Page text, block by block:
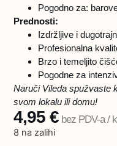
Pogodno za:
Prednosti:
Izdržljive i
Profesionalna
Brzo i temeljito
Pogodne za
Naruči Vileda spužvaste
svom lokalu ili domu!
4,95€ bez PDV-a /
8 na zalihi